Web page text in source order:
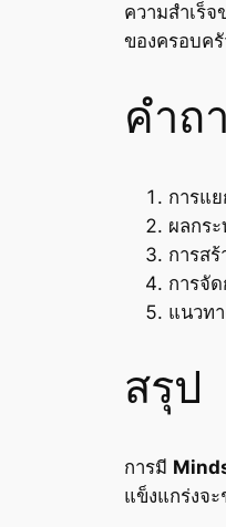
ความสำเร็
ของครอบค
คำถ
การแ
ผลกร
การส
การจั
แนวท
สรุป
การมี
แข็งแกร่งจ